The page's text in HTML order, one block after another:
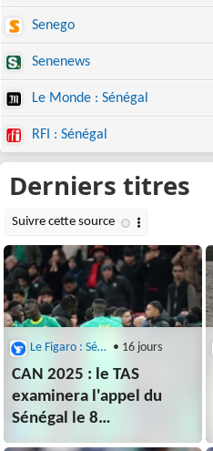
Senego
Senenews
Le Monde : Sénégal
RFI : Sénégal
Le Figaro : Sénégal • 16 jours
CAN 2025 : le TAS
examinera l'appel du
Sénégal le 8
octobre prochain